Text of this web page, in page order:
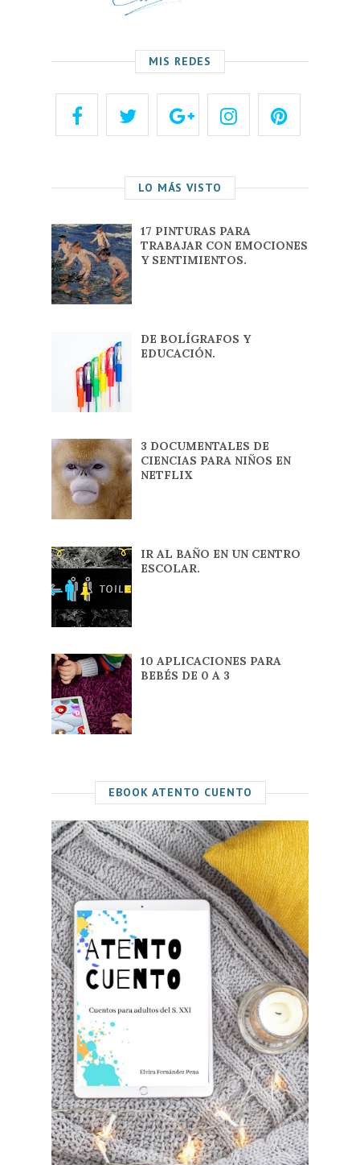
MIS REDES
LO MÁS VISTO
17 PINTURAS PARA
TRABAJAR CON EMOCIONES
Y SENTIMIENTOS.
DE BOLÍGRAFOS Y
EDUCACIÓN.
3 DOCUMENTALES DE
CIENCIAS PARA NIÑOS EN
NETFLIX
IR AL BAÑO EN UN CENTRO
ESCOLAR.
10 APLICACIONES PARA
BEBÉS DE 0 A 3
EBOOK ATENTO CUENTO